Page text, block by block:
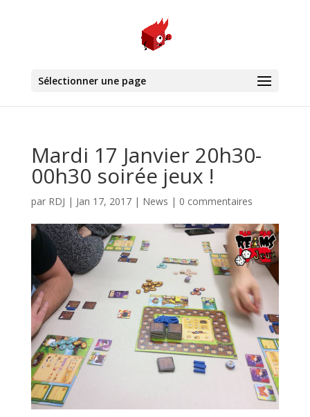
Sélectionner une page
Mardi 17 Janvier 20h30-
00h30 soirée jeux !
par RDJ | Jan 17, 2017| News | 0 commentaires